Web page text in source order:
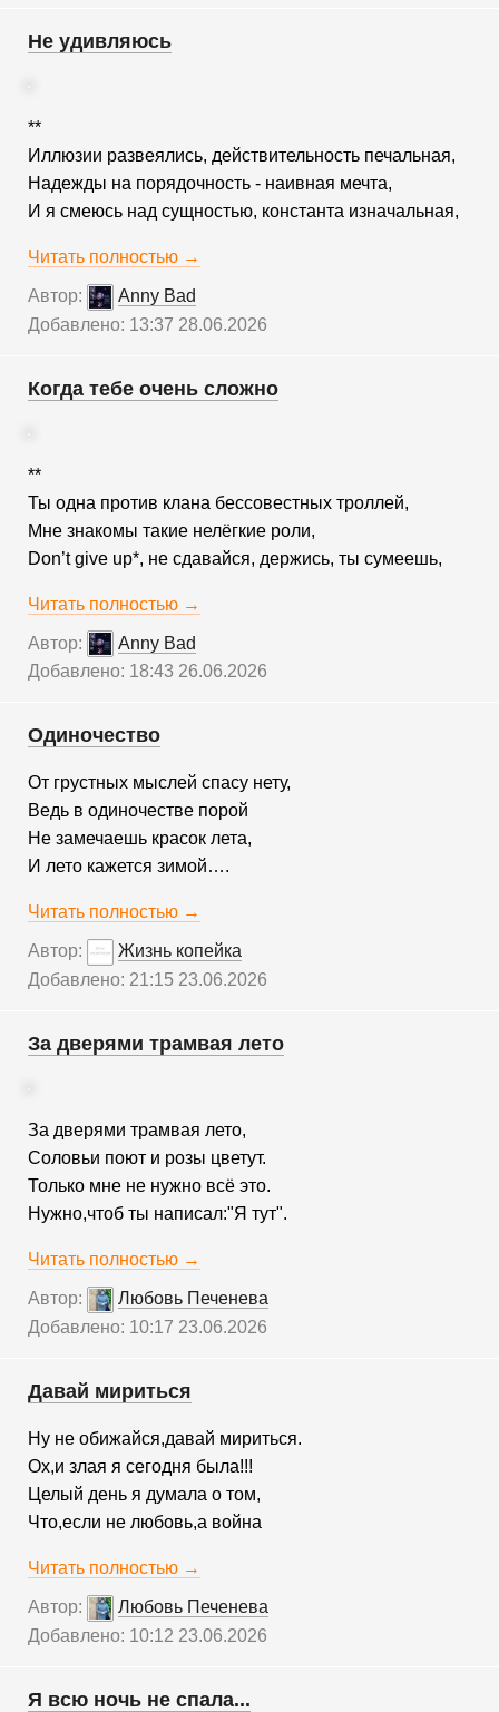
Не удивляюсь
**
Иллюзии развеялись, действительность печальная,
Надежды на порядочность - наивная мечта,
И я смеюсь над сущностью, константа изначальная,
Читать полностью →
Автор:
Anny Bad
Добавлено: 13:37 28.06.2026
Когда тебе очень сложно
**
Ты одна против клана бессовестных троллей,
Мне знакомы такие нелёгкие роли,
Don’t give up*, не сдавайся, держись, ты сумеешь,
Читать полностью →
Автор:
Anny Bad
Добавлено: 18:43 26.06.2026
Одиночество
От грустных мыслей спасу нету,
Ведь в одиночестве порой
Не замечаешь красок лета,
И лето кажется зимой….
Читать полностью →
Автор:
Жизнь копейка
Добавлено: 21:15 23.06.2026
За дверями трамвая лето
За дверями трамвая лето,
Соловьи поют и розы цветут.
Только мне не нужно всё это.
Нужно,чтоб ты написал:"Я тут".
Читать полностью →
Автор:
Любовь Печенева
Добавлено: 10:17 23.06.2026
Давай мириться
Ну не обижайся,давай мириться.
Ох,и злая я сегодня была!!!
Целый день я думала о том,
Что,если не любовь,а война
Читать полностью →
Автор:
Любовь Печенева
Добавлено: 10:12 23.06.2026
Я всю ночь не спала...